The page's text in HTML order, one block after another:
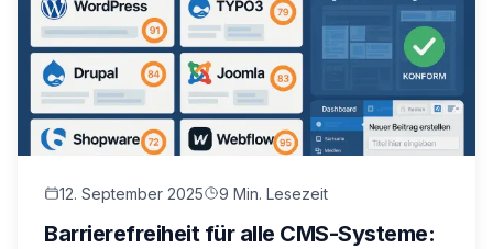
12. September 2025 9 Min. Lesezeit
Barrierefreiheit für alle CMS-Systeme: